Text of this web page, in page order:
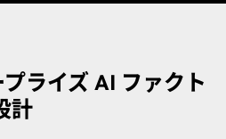
ライズ AI ファクト
計